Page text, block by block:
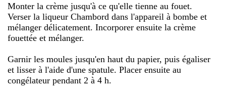
Monter la crème jusqu'à ce qu'elle tienne au fouet.
Verser la liqueur Chambord dans l'appareil à bombe et
mélanger délicatement. Incorporer ensuite la crème
fouettée et mélanger.
Garnir les moules jusqu'en haut du papier, puis égaliser
et lisser à l'aide d'une spatule. Placer ensuite au
congélateur pendant 2 à 4 h.